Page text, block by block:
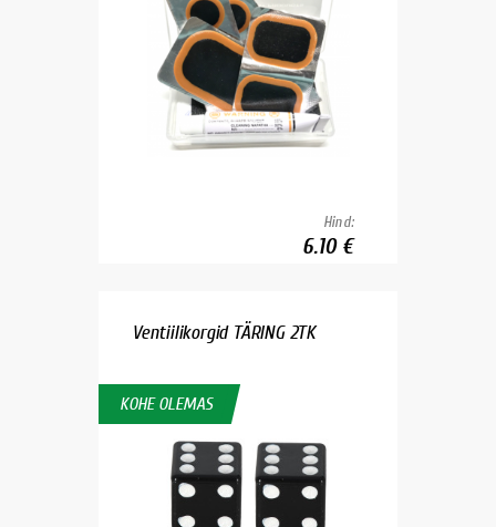
Hind:
6.10 €
Ventiilikorgid TÄRING 2TK
KOHE OLEMAS